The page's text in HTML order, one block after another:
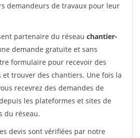
demandeurs de travaux pour leur
partenaire du réseau chantier-
demande gratuite et sans
formulaire pour recevoir des
et trouver des chantiers. Une fois la
recevrez des demandes de
les plateformes et sites de
du réseau.
devis sont vérifiées par notre